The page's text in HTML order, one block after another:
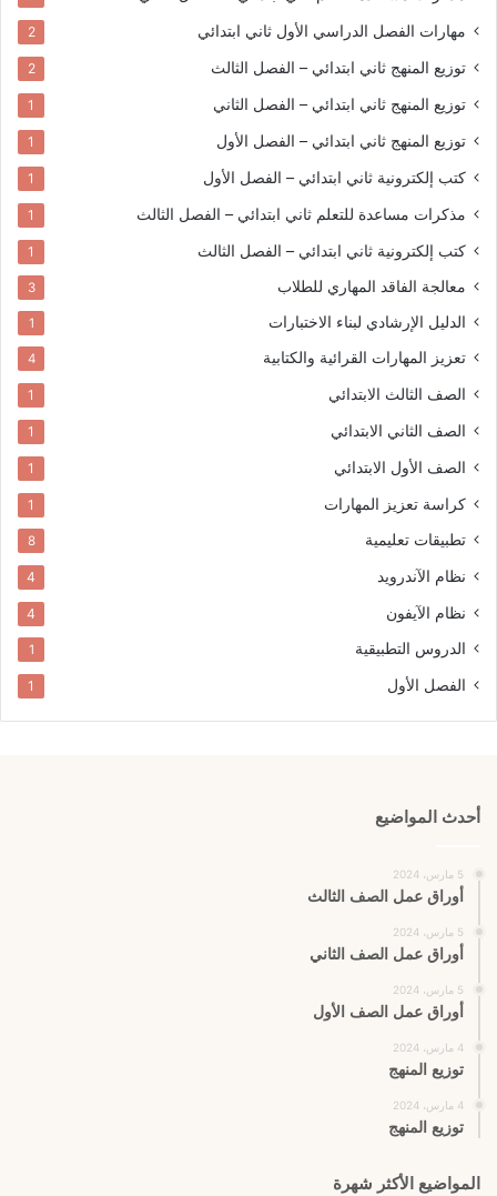
مهارات الفصل الدراسي الأول ثاني ابتدائي 2
توزيع المنهج ثاني ابتدائي – الفصل الثالث 2
توزيع المنهج ثاني ابتدائي – الفصل الثاني 1
توزيع المنهج ثاني ابتدائي – الفصل الأول 1
كتب إلكترونية ثاني ابتدائي – الفصل الأول 1
مذكرات مساعدة للتعلم ثاني ابتدائي – الفصل الثالث 1
كتب إلكترونية ثاني ابتدائي – الفصل الثالث 1
معالجة الفاقد المهاري للطلاب 3
الدليل الإرشادي لبناء الاختبارات 1
تعزيز المهارات القرائية والكتابية 4
الصف الثالث الابتدائي 1
الصف الثاني الابتدائي 1
الصف الأول الابتدائي 1
كراسة تعزيز المهارات 1
تطبيقات تعليمية 8
نظام الآندرويد 4
نظام الآيفون 4
الدروس التطبيقية 1
الفصل الأول 1
أحدث المواضيع
5 مارس، 2024
أوراق عمل الصف الثالث
5 مارس، 2024
أوراق عمل الصف الثاني
5 مارس، 2024
أوراق عمل الصف الأول
4 مارس، 2024
توزيع المنهج
4 مارس، 2024
توزيع المنهج
المواضيع الأكثر شهرة